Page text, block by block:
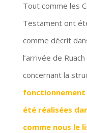
Tout comme les
Testament ont
comme décrit
l’arrivée de
concernant la
fonctionnement
été réalisées
comme nous le